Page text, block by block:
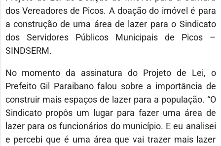
dos Vereadores de Picos. A doação do imóvel é para
a construção de uma área de lazer para o Sindicato
dos Servidores Públicos Municipais de Picos –
SINDSERM.
No momento da assinatura do Projeto de Lei, o
Prefeito Gil Paraibano falou sobre a importância de
construir mais espaços de lazer para a população. “O
Sindicato propôs um lugar para fazer uma área de
lazer para os funcionários do município. E eu analisei
e percebi que é uma área que vai trazer mais lazer